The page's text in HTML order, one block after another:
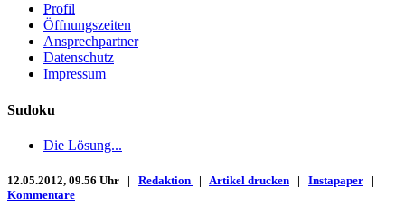
Profil
Öffnungszeiten
Ansprechpartner
Datenschutz
Impressum
Sudoku
Die Lösung...
12.05.2012, 09.56 Uhr | Redaktion | Artikel drucken | Instapaper |
Kommentare